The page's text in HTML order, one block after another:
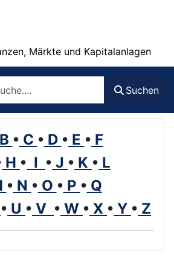
Märkte und Kapitalanlagen
Suchen
B • C • D • E • F
H • I • J • K • L
• N • O • P • Q
• U • V • W • X • Y • Z